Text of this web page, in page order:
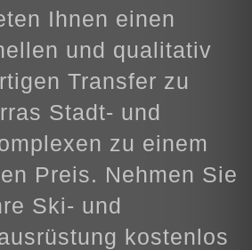
Ihnen einen
und qualitativ
Transfer zu
Stadt- und
zu einem
Preis. Nehmen Sie
Ski- und
kostenlos